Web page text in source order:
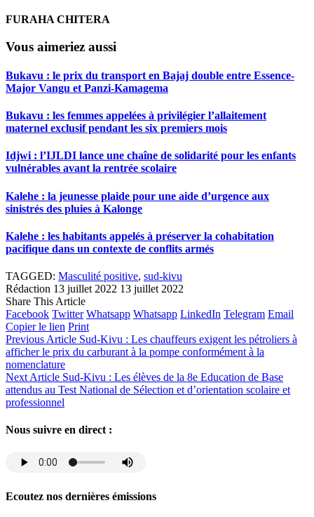
FURAHA CHITERA
Vous aimeriez aussi
Bukavu : le prix du transport en Bajaj double entre Essence-
Major Vangu et Panzi-Kamagema
Bukavu : les femmes appelées à privilégier l’allaitement
maternel exclusif pendant les six premiers mois
Idjwi : l’IJLDI lance une chaîne de solidarité pour les enfants
vulnérables avant la rentrée scolaire
Kalehe : la jeunesse plaide pour une aide d’urgence aux
sinistrés des pluies à Kalonge
Kalehe : les habitants appelés à préserver la cohabitation
pacifique dans un contexte de conflits armés
TAGGED: Masculité positive, sud-kivu
Rédaction 13 juillet 2022 13 juillet 2022
Share This Article
Facebook Twitter Whatsapp Whatsapp LinkedIn Telegram Email
Copier le lien Print
Previous Article Sud-Kivu : Les chauffeurs exigent les pétroliers à
afficher le prix du carburant à la pompe conformément à la
nomenclature
Next Article Sud-Kivu : Les élèves de la 8e Education de Base
attendus au Test National de Sélection et d’orientation scolaire et
professionnel
Nous suivre en direct :
Ecoutez nos dernières émissions